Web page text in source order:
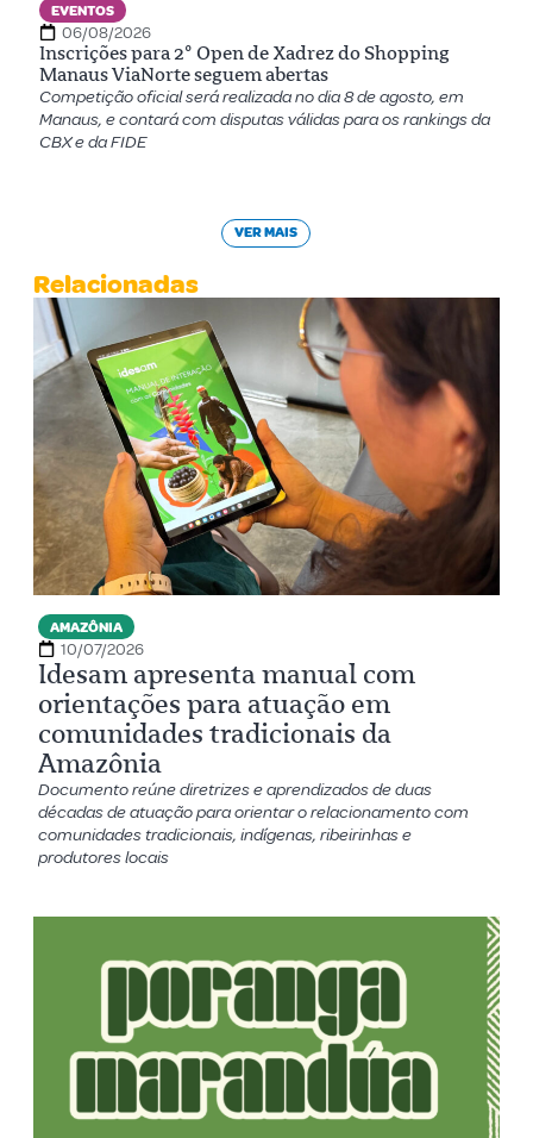
EVENTOS
06/08/2026
Inscrições para 2º Open de Xadrez do Shopping
Manaus ViaNorte seguem abertas
Competição oficial será realizada no dia 8 de agosto, em
Manaus, e contará com disputas válidas para os rankings da
CBX e da FIDE
VER MAIS
Relacionadas
AMAZÔNIA
10/07/2026
Idesam apresenta manual com
orientações para atuação em
comunidades tradicionais da
Amazônia
Documento reúne diretrizes e aprendizados de duas
décadas de atuação para orientar o relacionamento com
comunidades tradicionais, indígenas, ribeirinhas e
produtores locais